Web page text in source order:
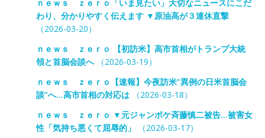
ｎｅｗｓ ｚｅｒｏ「いま見たい」大切なニュースにこだ
わり、分かりやすく伝えます ▼原油高が３連休直撃
（2026-03-20）
ｎｅｗｓ ｚｅｒｏ 【初訪米】高市首相がトランプ大統
領と首脳会談へ（2026-03-19）
ｎｅｗｓ ｚｅｒｏ【速報】今夜訪米“異例の日米首脳会
談”へ…高市首相の対応は（2026-03-18）
ｎｅｗｓ ｚｅｒｏ ▼元ジャンポケ斉藤慎二被告…被害女
性「気持ち悪くて屈辱的」
（2026-03-17）